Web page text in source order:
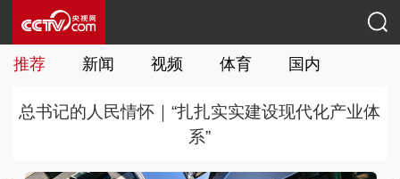
推荐 新闻 视频 体育 国内
总书记的人民情怀｜“扎扎实实建设现代化产业体
系”